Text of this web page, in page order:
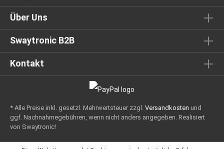
Über Uns
Swaytronic B2B
Kontakt
* Alle Preise inkl. gesetzl. Mehrwertsteuer zzgl. Versandkosten und
ggf. Nachnahmegebühren, wenn nicht anders angegeben. Realisiert
von Swaytronic!